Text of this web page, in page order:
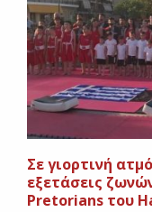
Σε γιορτινή
εξετάσεις
Pretorians του